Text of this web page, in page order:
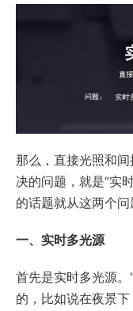
那么，直接光照和
决的问题，就是“实
的话题就从这两个问
一、实时多光源
首先是实时多光源
的，比如说在夜景